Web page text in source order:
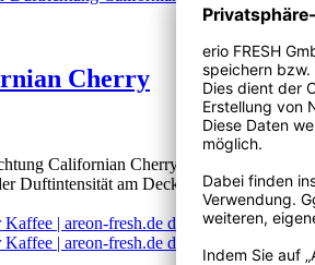
Cherry
Californian Cherry› Keine
Duftintensität am Deckel › Stylisches